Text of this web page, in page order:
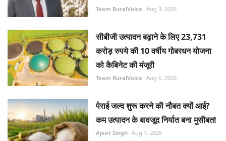
Team RuralVoice Aug 3, 2026
सीबीजी उत्पादन बढ़ाने के लिए 23,731
करोड़ रुपये की 10 वर्षीय गोबरधन योजना
को कैबिनेट की मंजूरी
Team RuralVoice Aug 6, 2026
पेराई जल्द शुरू करने की नौबत क्यों आई?
कम उत्पादन के बावजूद निर्यात बना मुसीबत!
Ajeet Singh Aug 7, 2026